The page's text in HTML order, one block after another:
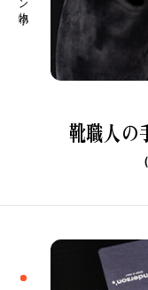
靴職人の